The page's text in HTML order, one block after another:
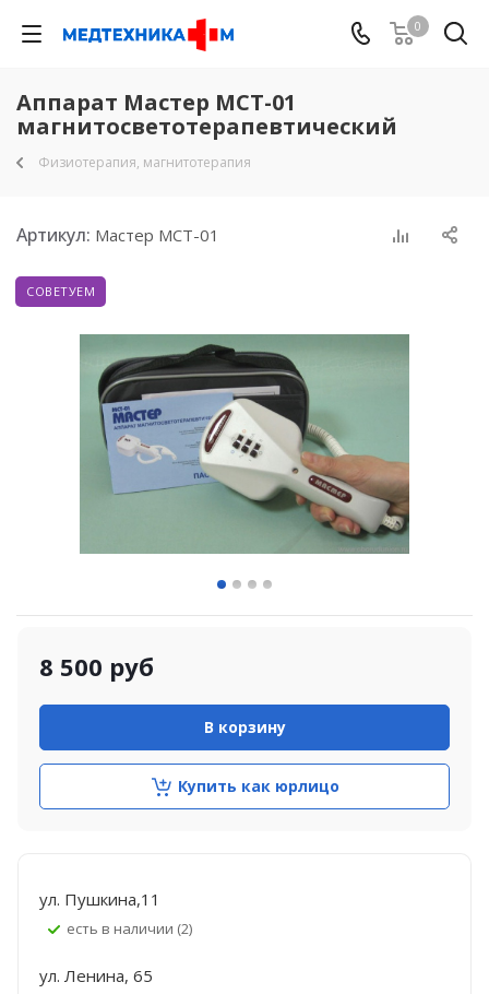
0
Аппарат Мастер МСТ-01
магнитосветотерапевтический
Физиотерапия, магнитотерапия
Артикул: Мастер МСТ-01
СОВЕТУЕМ
8 500 руб
В корзину
Купить как юрлицо
ул. Пушкина,11
Есть в наличии (2)
ул. Ленина, 65